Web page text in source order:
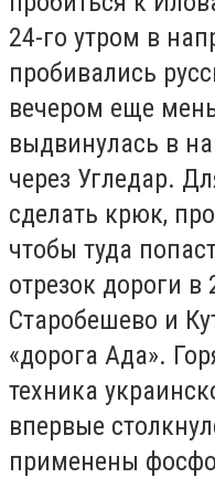
24-го утром в
пробивались
вечером еще
выдвинулась в
через Угледар.
сделать крюк,
чтобы туда
отрезок дороги
Старобешево и
«дорога Ада».
техника
впервые
применены